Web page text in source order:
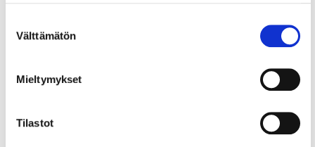
valinta
Välttämätön
Mieltymykset
Tilastot
Kestävän kasvun tietoiskut -sarja
Helsingin seudun kauppakamari ja Enterprise
Europe Network on järjestänyt tietoiskuja loka-